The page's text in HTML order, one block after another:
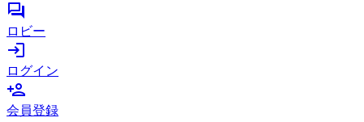
forum
ロビー
login
ログイン
person_add
会員登録